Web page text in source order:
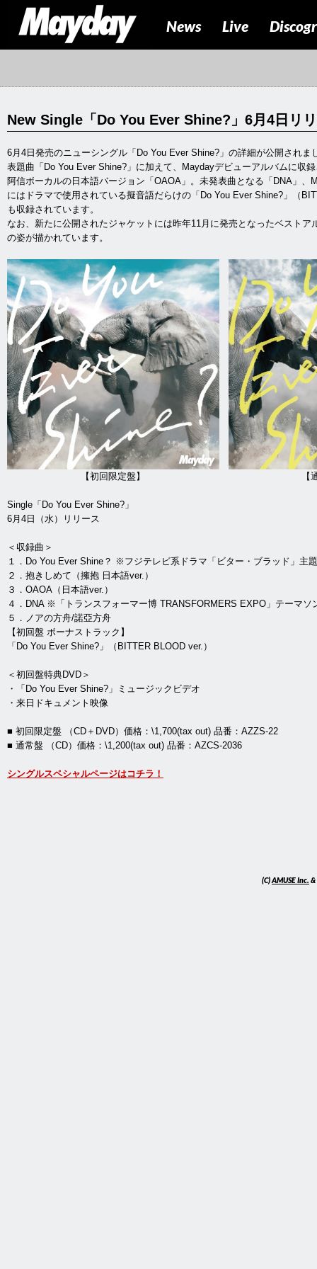
News Live
New Single「Do You Ever Shine?」6月4日リ
6月4日発売のニューシングル「Do You Ever Shine?」の詳細が公開されま
表題曲「Do You Ever Shine?」に加えて、Maydayデビューアルバムに収
阿信ボーカルの日本語バージョン「OAOA」。未発表曲となる「DNA」
にはドラマで使用されている擬音語だらけの「Do You Ever Shine?」（
も収録されています。
なお、新たに公開されたジャケットには昨年11月に発売となったベスト
の姿が描かれています。
【初回限定盤】 【通常
Single「Do You Ever Shine?」
6月4日（水）リリース
＜収録曲＞
１．Do You Ever Shine？ ※フジテレビ系ドラマ「ビター・ブラッド」主
２．抱きしめて（擁抱 日本語ver.）
３．OAOA（日本語ver.）
４．DNA ※「トランスフォーマー博 TRANSFORMERS EXPO」テーマソ
５．ノアの方舟/諾亞方舟
【初回盤 ボーナストラック】
「Do You Ever Shine?」（BITTER BLOOD ver.）
＜初回盤特典DVD＞
・「Do You Ever Shine?」ミュージックビデオ
・来日ドキュメント映像
■ 初回限定盤 （CD＋DVD）価格：\1,700(tax out) 品番：AZZS-22
■ 通常盤 （CD）価格：\1,200(tax out) 品番：AZCS-2036
シングルスペシャルページはコチラ！
(C)AMUSE Inc. &